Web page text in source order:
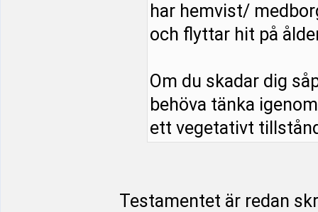
har hemvist/
och flyttar hit på
Om du skadar dig
behöva tänka
ett vegetativt
Testamentet är redan